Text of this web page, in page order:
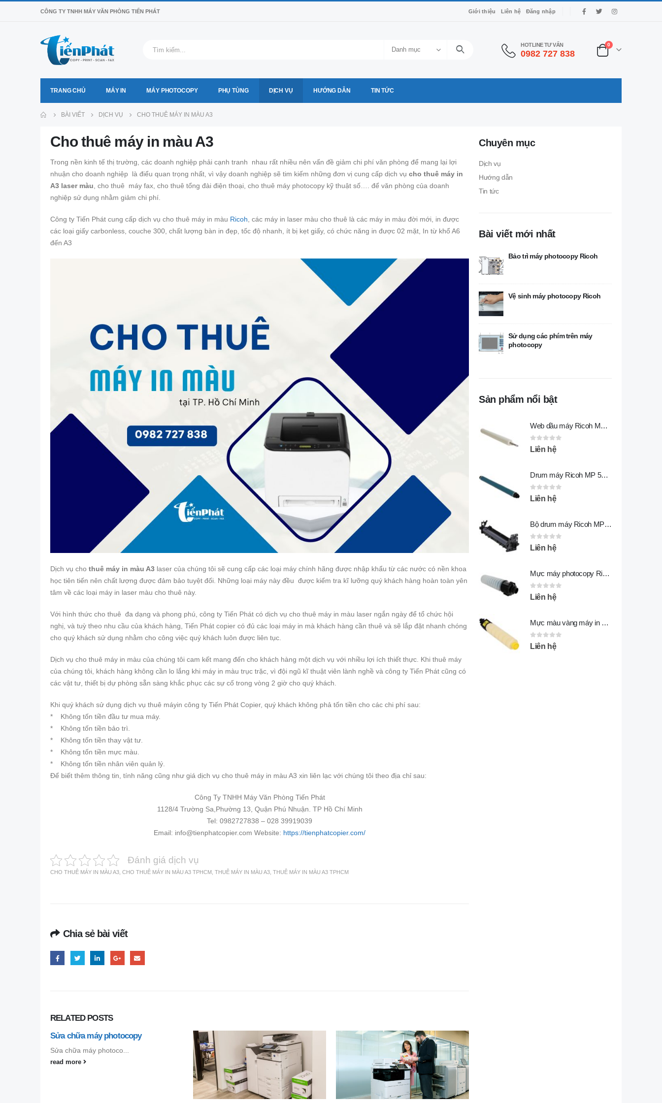
CÔNG TY TNHH MÁY VĂN PHÒNG TIẾN PHÁT Giới thiệu Liên hệ Đăng nhập
Danh mục
HOTLINE TƯ VẤN
0982 727 838
0
TRANG CHỦ MÁY IN MÁY PHOTOCOPY PHỤ TÙNG DỊCH VỤ HƯỚNG DẪN TIN TỨC
BÀI VIẾT DỊCH VỤ CHO THUÊ MÁY IN MÀU A3
Cho thuê máy in màu A3
Trong nền kinh tế thị trường, các doanh nghiệp phải cạnh tranh nhau rất nhiều nên vấn đề giảm chi phí văn phòng để mang lại lợi
nhuận cho doanh nghiệp là điểu quan trọng nhất, vì vậy doanh nghiệp sẽ tim kiếm những đơn vị cung cấp dịch vụ cho thuê máy in
A3 laser màu , cho thuê máy fax, cho thuê tổng đài điện thoại, cho thuê máy photocopy kỹ thuật số…. để văn phòng của doanh
nghiệp sử dụng nhằm giảm chi phí.
Công ty Tiến Phát cung cấp dịch vụ cho thuê máy in màu Ricoh , các máy in laser màu cho thuê là các máy in màu đời mới, in được
các loại giấy carbonless, couche 300, chất lượng bàn in đẹp, tốc độ nhanh, ít bị kẹt giấy, có chức năng in được 02 mặt, In từ khổ A6
đến A3
Dịch vụ cho thuê máy in màu A3 laser của chúng tôi sẽ cung cấp các loại máy chính hãng được nhập khẩu từ các nước có nền khoa
học tiên tiến nên chất lượng được đảm bảo tuyệt đối. Những loại máy này đều được kiểm tra kĩ lưỡng quý khách hàng hoàn toàn yên
tâm về các loại máy in laser màu cho thuê này.
Với hình thức cho thuê đa dạng và phong phú, công ty Tiến Phát có dịch vụ cho thuê máy in màu laser ngắn ngày để tổ chức hội
nghị, và tuỳ theo nhu cầu của khách hàng, Tiến Phát copier có đủ các loại máy in mà khách hàng cần thuê và sẽ lắp đặt nhanh chóng
cho quý khách sử dụng nhằm cho công việc quý khách luôn được liên tục.
Dịch vụ cho thuê máy in màu của chúng tôi cam kết mang đến cho khách hàng một dịch vụ với nhiều lợi ích thiết thực. Khi thuê máy
của chúng tôi, khách hàng không cần lo lắng khi máy in màu trục trặc, vì đội ngũ kĩ thuật viên lành nghề và công ty Tiến Phát cũng có
các vật tư, thiết bị dự phòng sẵn sàng khắc phục các sự cố trong vòng 2 giờ cho quý khách.
Khi quý khách sử dụng dịch vụ thuê máyin công ty Tiến Phát Copier, quý khách không phả tốn tiền cho các chi phí sau:
* Không tốn tiền đầu tư mua máy.
* Không tốn tiền bảo trì.
* Không tốn tiền thay vật tư.
* Không tốn tiền mực màu.
* Không tốn tiền nhân viên quản lý.
Để biết thêm thông tin, tính năng cũng như giá dịch vụ cho thuê máy in màu A3 xin liên lạc với chúng tôi theo địa chỉ sau:
Công Ty TNHH Máy Văn Phòng Tiến Phát
1128/4 Trường Sa,Phường 13, Quận Phú Nhuận. TP Hồ Chí Minh
Tel: 0982727838 – 028 39919039
Email: info@tienphatcopier.com Website: https://tienphatcopier.com/
Đánh giá dịch vụ
CHO THUÊ MÁY IN MÀU A3 CHO THUÊ MÁY IN MÀU A3 TPHCM THUÊ MÁY IN MÀU A3 THUÊ MÁY IN MÀU A3 TPHCM
Chia sẻ bài viết
RELATED POSTS
Dịch vụ cho thuê máy photocopy tại
Dịch vụ cho thuê máy...
Chuyên mục
Dịch vụ
Hướng dẫn
Tin tức
Bài viết mới nhất
Bảo trì máy photocopy Ricoh
Vệ sinh máy photocopy Ricoh
Sử dụng các phím trên máy
photocopy
Sản phẩm nổi bật
Web dầu máy Ricoh MP 5054
0 out of 5
Liên hệ
Drum máy Ricoh MP 5054
0 out of 5
Liên hệ
Bộ drum máy Ricoh MP 5054
0 out of 5
Liên hệ
Mực máy photocopy Ricoh MP 5054
0 out of 5
Liên hệ
Mực màu vàng máy in Ricoh SP C430
0 out of 5
Liên hệ